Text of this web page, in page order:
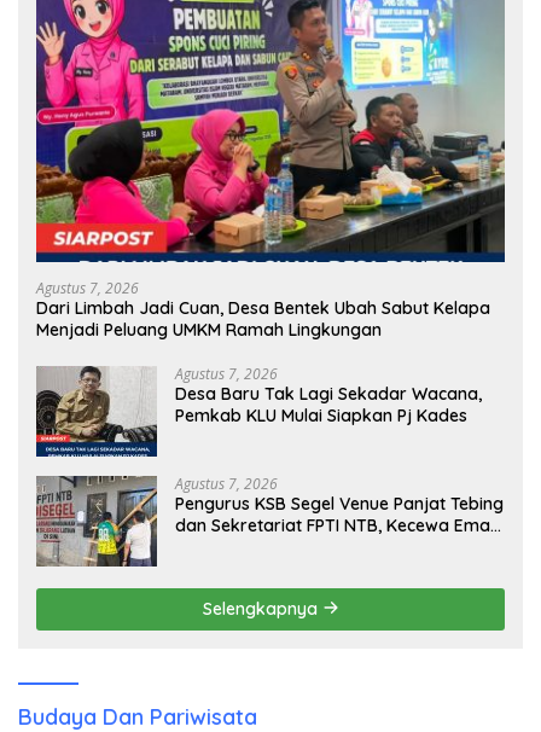
Agustus 7, 2026
Dari Limbah Jadi Cuan, Desa Bentek Ubah Sabut Kelapa
Menjadi Peluang UMKM Ramah Lingkungan
Agustus 7, 2026
Desa Baru Tak Lagi Sekadar Wacana,
Pemkab KLU Mulai Siapkan Pj Kades
Agustus 7, 2026
Pengurus KSB Segel Venue Panjat Tebing
dan Sekretariat FPTI NTB, Kecewa Emas
Selengkapnya
Budaya Dan Pariwisata